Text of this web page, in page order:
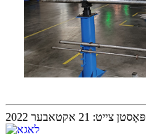
פּאָסטן צייט: 21 אקטאבער 2022